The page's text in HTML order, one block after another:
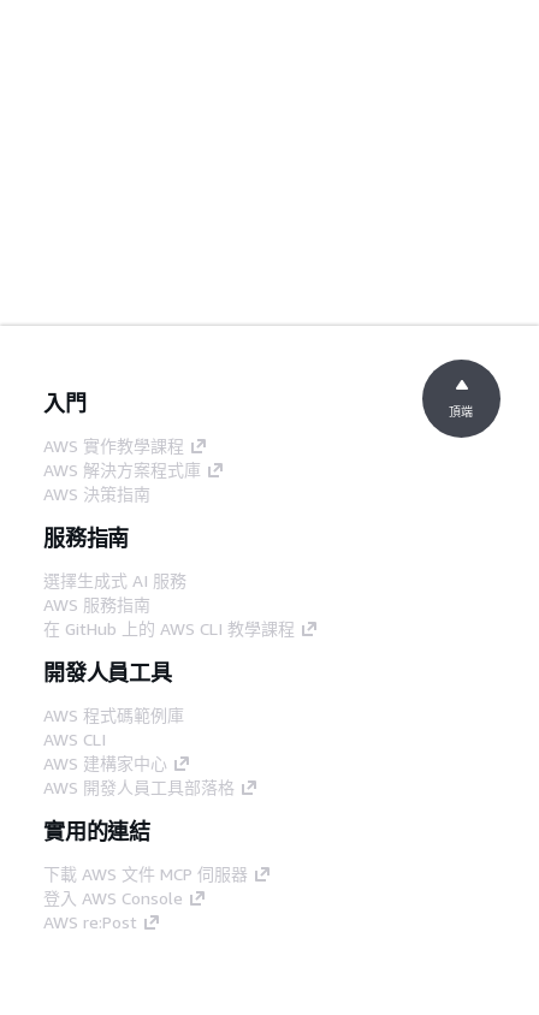
入門
AWS 實作教學課程
AWS 解決方案程式庫
AWS 決策指南
服務指南
選擇生成式 AI 服務
AWS 服務指南
在 GitHub 上的 AWS CLI 教學課程
開發人員工具
AWS 程式碼範例庫
AWS CLI
AWS 建構家中心
AWS 開發人員工具部落格
實用的連結
下載 AWS 文件 MCP 伺服器
登入 AWS Console
AWS re:Post
頂端